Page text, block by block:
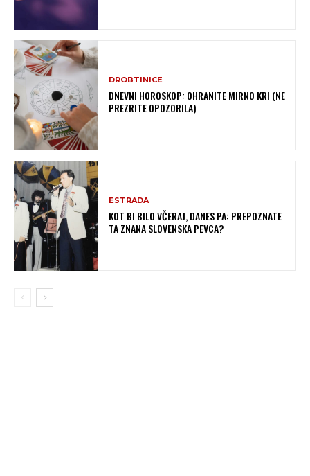
DROBTINICE
DNEVNI HOROSKOP: OHRANITE MIRNO KRI (NE
PREZRITE OPOZORILA)
ESTRADA
KOT BI BILO VČERAJ, DANES PA: PREPOZNATE
TA ZNANA SLOVENSKA PEVCA?